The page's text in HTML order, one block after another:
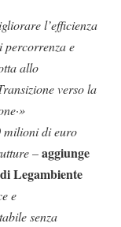
l’efficienza
percorrenza e
allo
verso la
milioni di euro
–aggiunge
Legambiente
e
senza